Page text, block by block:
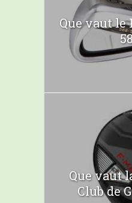
Que vaut le
Que vaut
Club de